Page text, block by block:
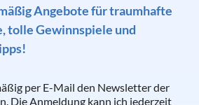
Angebote für traumhafte
tolle Gewinnspiele und
per E-Mail den Newsletter der
Die Anmeldung kann ich jederzeit